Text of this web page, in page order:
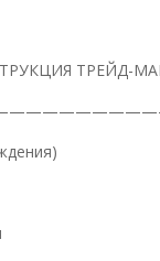
ТРЕЙД-